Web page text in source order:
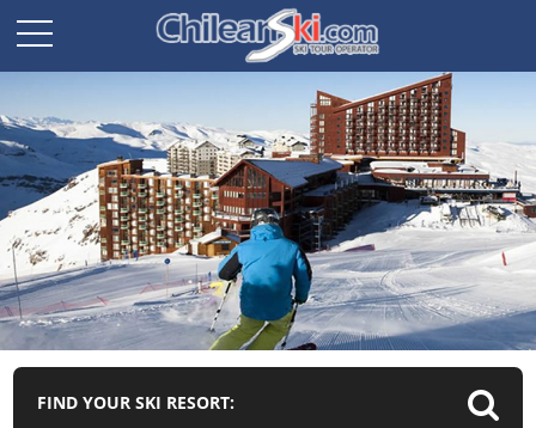
FIND YOUR SKI RESORT: